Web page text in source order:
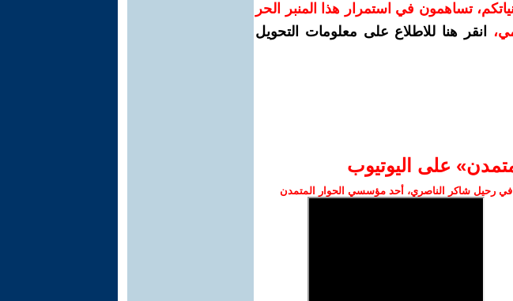
إمكانياتكم، تساهمون في استمرار هذا المنبر الحر
،
انقر هنا للاطلاع على معلومات التحويل
على اليوتيوب
في رحيل شاكر الناصري، أحد مؤسسي الحوار المتمدن